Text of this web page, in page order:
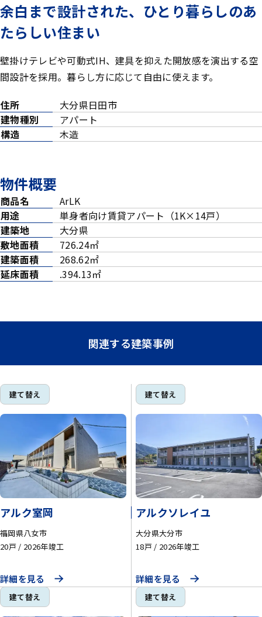
余白まで設計された、ひとり暮らしのあ
たらしい住まい
壁掛けテレビや可動式IH、建具を抑えた開放感を演出する空
間設計を採用。暮らし方に応じて自由に使えます。
住所
大分県日田市
建物種別
アパート
構造
木造
物件概要
商品名
ArLK
用途
単身者向け賃貸アパート（1K×14戸）
建築地
大分県
敷地面積
726.24㎡
建築面積
268.62㎡
延床面積
.394.13㎡
関連する建築事例
アルク室岡
福岡県八女市
20戸
2026年竣工
建て替え
詳細を見る
アルクソレイユ
大分県大分市
18戸
2026年竣工
建て替え
詳細を見る
建て替え 建て替え